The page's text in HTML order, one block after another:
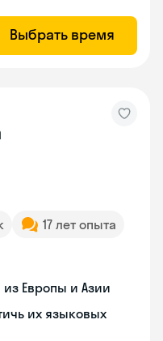
Выбрать время
17 лет опыта
из Европы и Азии
их языковых